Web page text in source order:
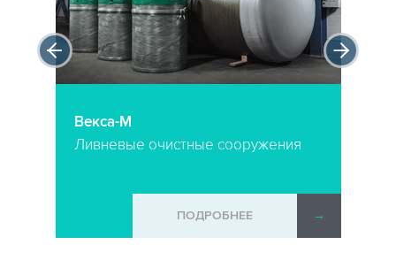
Векса-М
Ливневые очистные сооружения
ПОДРОБНЕЕ →